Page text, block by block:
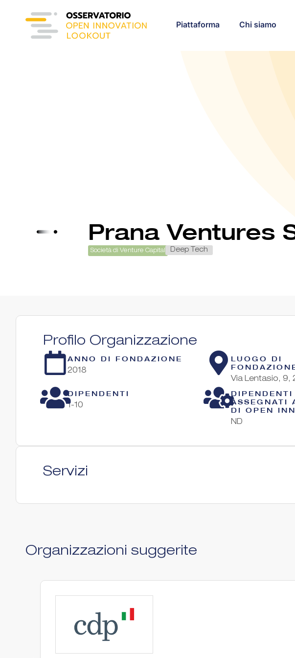
Piattaforma Chi siamo
Prana Ventures
Società di Venture Capital Deep Tech
Profilo Organizzazione
ANNO DI FONDAZIONE
2018
LUOGO DI
Via Lentasio, 9,
DIPENDENTI
1-10
DIPENDENTI
ASSEGNATI
DI OPEN
ND
Servizi
Organizzazioni suggerite